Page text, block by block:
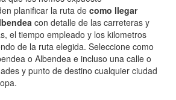
planificar la ruta de como llegar
con detalle de las carreteras y
el tiempo empleado y los kilometros
de la ruta elegida. Seleccione como
o Albendea e incluso una calle o
y punto de destino cualquier ciudad